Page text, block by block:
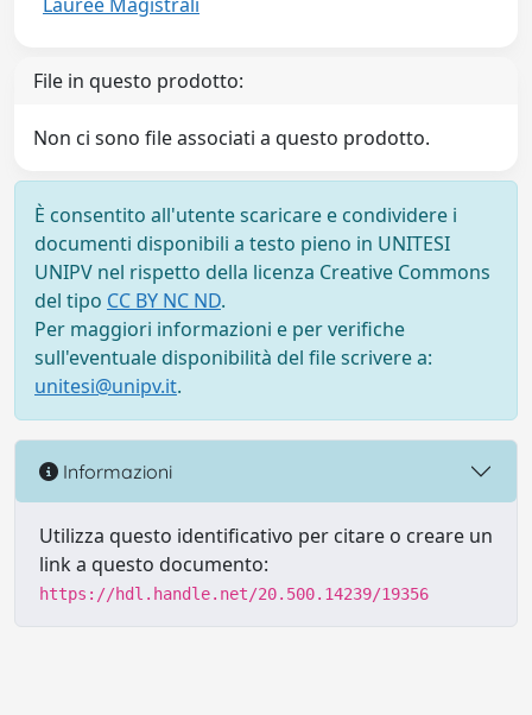
File in questo prodotto:
Non ci sono file associati a questo prodotto.
È consentito all'utente scaricare e condividere i
documenti disponibili a testo pieno in UNITESI
UNIPV nel rispetto della licenza Creative Commons
del tipo CC BY NC ND.
Per maggiori informazioni e per verifiche
sull'eventuale disponibilità del file scrivere a:
unitesi@unipv.it.
Informazioni
Utilizza questo identificativo per citare o creare un
link a questo documento:
https://hdl.handle.net/20.500.14239/19356